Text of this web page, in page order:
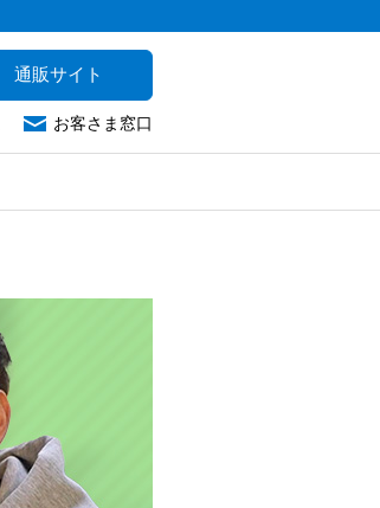
通販サイト
お客さま窓口